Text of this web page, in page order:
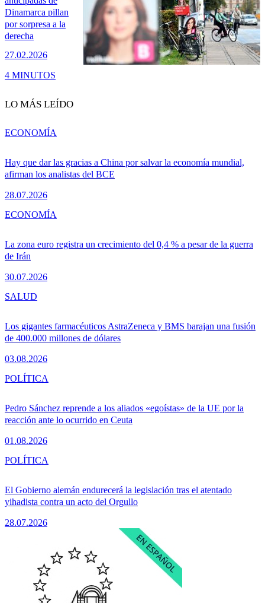
Dinamarca pillan
por sorpresa a la
derecha
27.02.2026
4 MINUTOS
LO MÁS LEÍDO
Hay que dar las gracias a China por salvar la economía mundial,
afirman los analistas del BCE
28.07.2026
ECONOMÍA
La zona euro registra un crecimiento del 0,4 % a pesar de la guerra
de Irán
30.07.2026
ECONOMÍA
Los gigantes farmacéuticos AstraZeneca y BMS barajan una fusión
de 400.000 millones de dólares
03.08.2026
SALUD
Pedro Sánchez reprende a los aliados «egoístas» de la UE por la
reacción ante lo ocurrido en Ceuta
01.08.2026
POLÍTICA
El Gobierno alemán endurecerá la legislación tras el atentado
yihadista contra un acto del Orgullo
28.07.2026
POLÍTICA